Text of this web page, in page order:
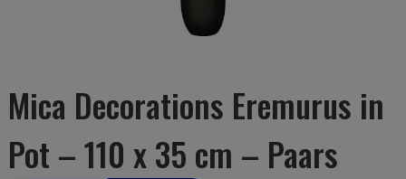
Mica Decorations Eremurus in
Pot – 110 x 35 cm – Paars